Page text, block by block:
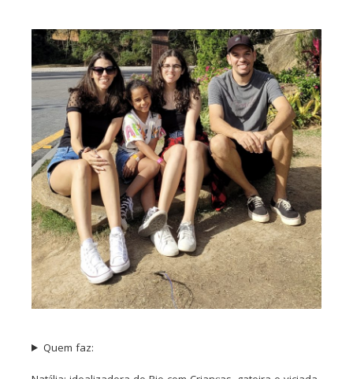
Quem faz: